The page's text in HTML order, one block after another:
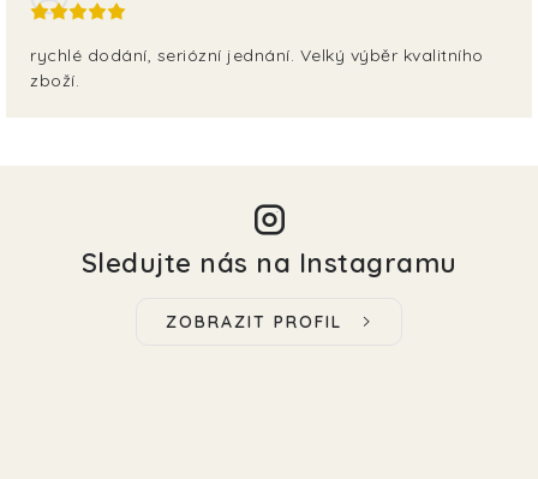
rychlé dodání, seriózní jednání. Velký výběr kvalitního
zboží.
Sledujte nás na Instagramu
ZOBRAZIT PROFIL